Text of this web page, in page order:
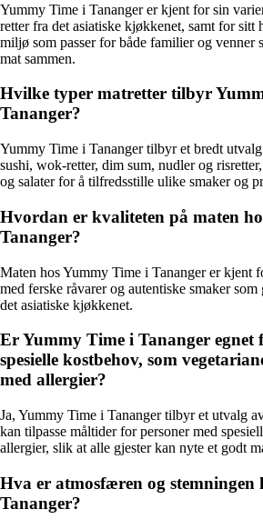
Yummy Time i Tananger er kjent for sin
retter fra det asiatiske kjøkkenet, samt for sitt
miljø som passer for både familier og venner
mat sammen.
Hvilke typer matretter tilbyr
Tananger?
Yummy Time i Tananger tilbyr et bredt
sushi, wok-retter, dim sum, nudler og
og salater for å tilfredsstille ulike smaker og
Hvordan er kvaliteten på maten
Tananger?
Maten hos Yummy Time i Tananger er kjent
med ferske råvarer og autentiske smaker
det asiatiske kjøkkenet.
Er Yummy Time i Tananger egnet
spesielle kostbehov, som
med allergier?
Ja, Yummy Time i Tananger tilbyr et utvalg
kan tilpasse måltider for personer med
allergier, slik at alle gjester kan nyte et godt
Hva er atmosfæren og stemningen
Tananger?